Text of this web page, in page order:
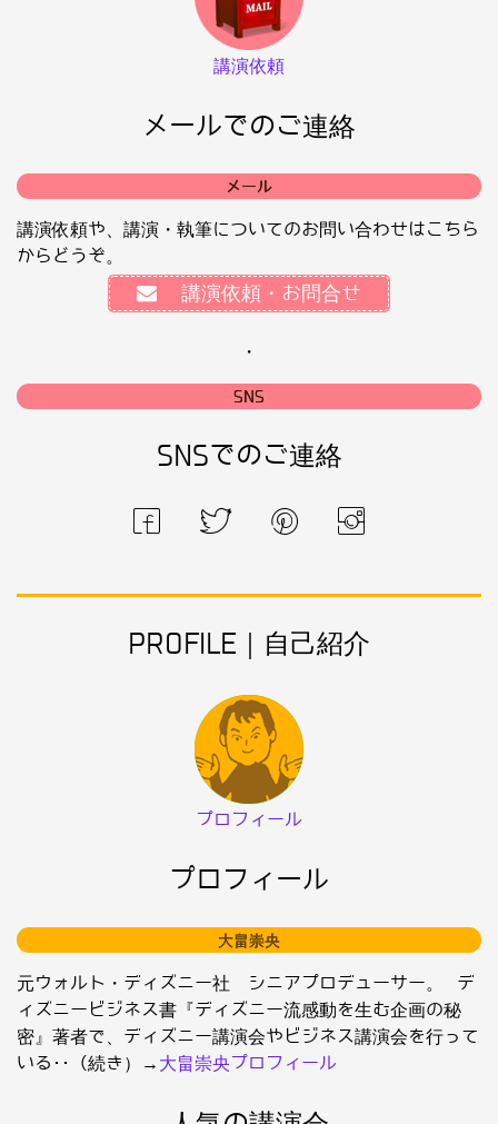
講演依頼
メールでのご連絡
メール
講演依頼や、講演・執筆についてのお問い合わせはこちら
からどうぞ。
講演依頼・お問合せ
・
SNS
SNSでのご連絡
PROFILE｜自己紹介
プロフィール
プロフィール
大畠崇央
元ウォルト・ディズニー社 シニアプロデューサー。 デ
ィズニービジネス書『ディズニー流感動を生む企画の秘
密』著者で、ディズニー講演会やビジネス講演会を行って
いる･･（続き）→ 大畠崇央プロフィール